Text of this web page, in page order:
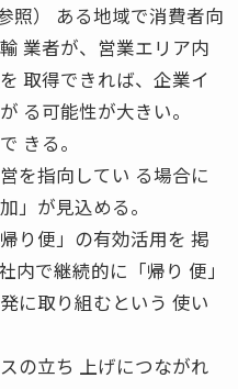
照） ある地域で消費者向
業者が、営業エリア内
取得できれば、企業イ
る可能性が大きい。
きる。
を指向してい る場合に
」が見込める。
り便」の有効活用を 掲
内で継続的に「帰り 便」
に取り組むという 使い
の立ち 上げにつながれ